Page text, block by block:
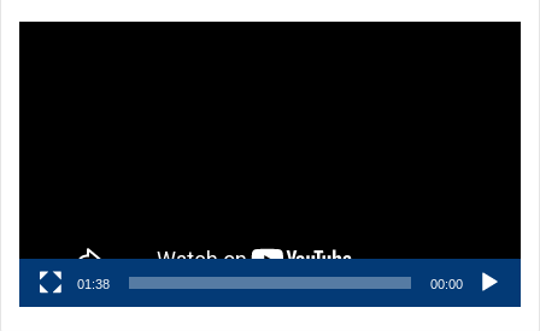
00:00
01:38